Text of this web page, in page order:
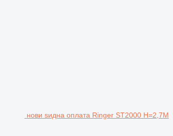
нови ѕидна оплата Ringer ST2000 H=2,7M